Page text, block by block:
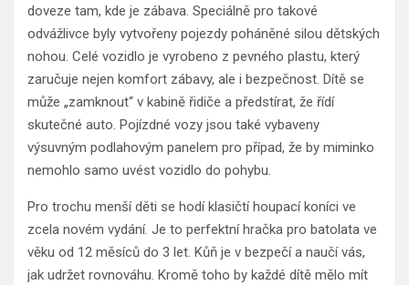
doveze tam, kde je zábava. Speciálně pro takové
odvážlivce byly vytvořeny pojezdy poháněné silou dětských
nohou. Celé vozidlo je vyrobeno z pevného plastu, který
zaručuje nejen komfort zábavy, ale i bezpečnost. Dítě se
může „zamknout“ v kabině řidiče a předstírat, že řídí
skutečné auto. Pojízdné vozy jsou také vybaveny
výsuvným podlahovým panelem pro případ, že by miminko
nemohlo samo uvést vozidlo do pohybu.
Pro trochu menší děti se hodí klasičtí houpací koníci ve
zcela novém vydání. Je to perfektní hračka pro batolata ve
věku od 12 měsíců do 3 let. Kůň je v bezpečí a naučí vás,
jak udržet rovnováhu. Kromě toho by každé dítě mělo mít